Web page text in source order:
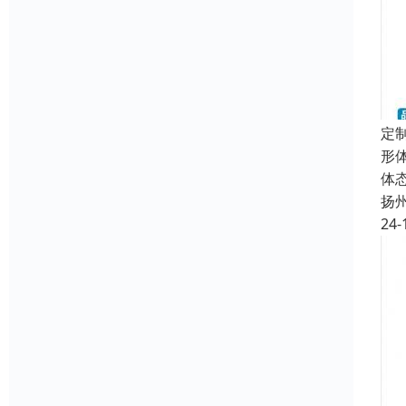
定
形
体
扬
24-